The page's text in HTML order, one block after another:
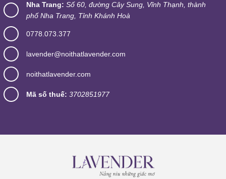
Nha Trang: Số 60, đường Cây Sung, Vĩnh Thạnh, thành
phố Nha Trang, Tỉnh Khánh Hoà
0778.073.377
lavender@noithatlavender.com
noithatlavender.com
Mã số thuế: 3702851977